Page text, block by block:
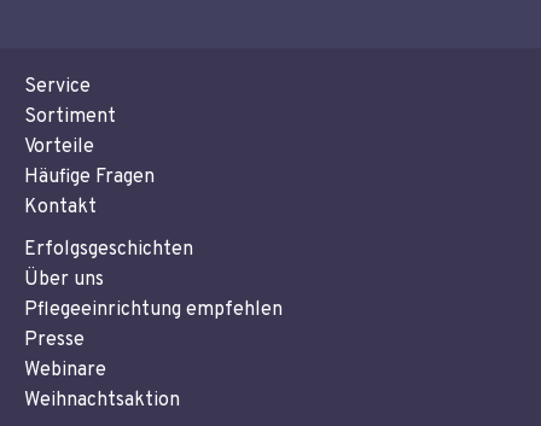
Service
Sortiment
Vorteile
Häufige Fragen
Kontakt
Erfolgsgeschichten
Über uns
Pflegeeinrichtung empfehlen
Presse
Webinare
Weihnachtsaktion